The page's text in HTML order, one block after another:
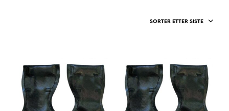
SORTER ETTER SISTE